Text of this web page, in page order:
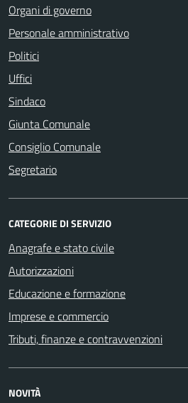
Organi di governo
Personale amministrativo
Politici
Uffici
Sindaco
Giunta Comunale
Consiglio Comunale
Segretario
CATEGORIE DI SERVIZIO
Anagrafe e stato civile
Autorizzazioni
Educazione e formazione
Imprese e commercio
Tributi, finanze e contravvenzioni
NOVITÀ